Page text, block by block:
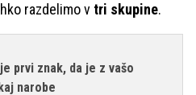
razdelimo vtri skupine.
prvi znak, da je z vašo
narobe